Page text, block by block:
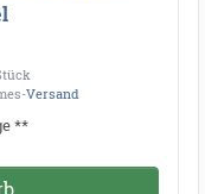
Versand
**